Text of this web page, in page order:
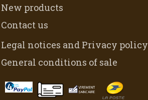
New products
Contact us
Legal notices and Privacy policy
General conditions of sale